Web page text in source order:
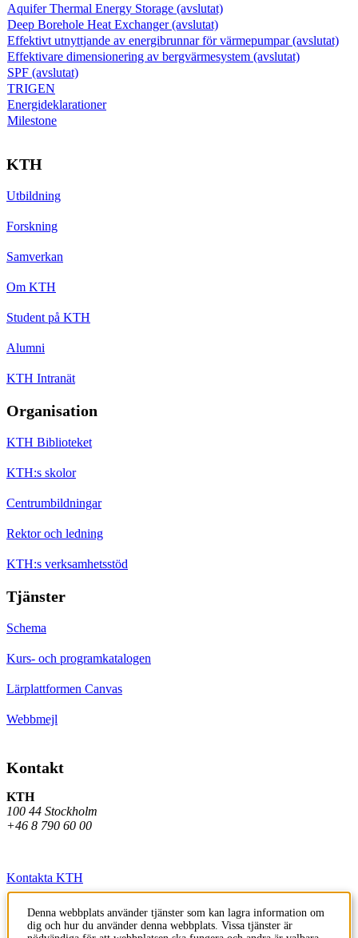
Aquifer Thermal Energy Storage (avslutat)
Deep Borehole Heat Exchanger (avslutat)
Effektivt utnyttjande av energibrunnar för värmepumpar (avslutat)
Effektivare dimensionering av bergvärmesystem (avslutat)
SPF (avslutat)
TRIGEN
Energideklarationer
Milestone
KTH
Utbildning
Forskning
Samverkan
Om KTH
Student på KTH
Alumni
KTH Intranät
Organisation
KTH Biblioteket
KTH:s skolor
Centrumbildningar
Rektor och ledning
KTH:s verksamhetsstöd
Tjänster
Schema
Kurs- och programkatalogen
Lärplattformen Canvas
Webbmejl
Kontakt
KTH
100 44 Stockholm
+46 8 790 60 00
Kontakta KTH
Jobba på KTH
Denna webbplats använder tjänster som kan lagra information om
dig och hur du använder denna webbplats. Vissa tjänster är